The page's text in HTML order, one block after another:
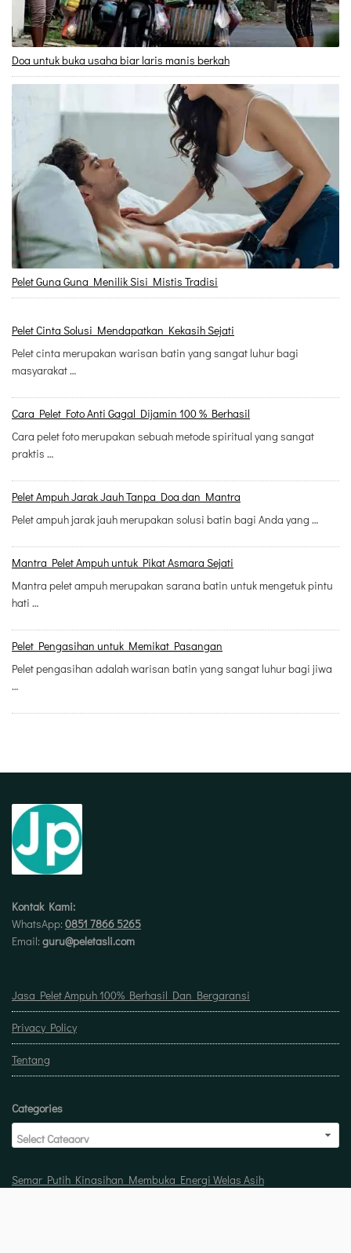
Doa untuk buka usaha biar laris manis berkah
Pelet Guna Guna Menilik Sisi Mistis Tradisi
Pelet Cinta Solusi Mendapatkan Kekasih Sejati
Pelet cinta merupakan warisan batin yang sangat luhur bagi
masyarakat …
Cara Pelet Foto Anti Gagal Dijamin 100 % Berhasil
Cara pelet foto merupakan sebuah metode spiritual yang sangat
praktis …
Pelet Ampuh Jarak Jauh Tanpa Doa dan Mantra
Pelet ampuh jarak jauh merupakan solusi batin bagi Anda yang …
Mantra Pelet Ampuh untuk Pikat Asmara Sejati
Mantra pelet ampuh merupakan sarana batin untuk mengetuk pintu
hati …
Pelet Pengasihan untuk Memikat Pasangan
Pelet pengasihan adalah warisan batin yang sangat luhur bagi jiwa
…
Kontak Kami:
WhatsApp: 0851 7866 5265
Email: guru@peletasli.com
Jasa Pelet Ampuh 100% Berhasil Dan Bergaransi
Privacy Policy
Tentang
Categories
Semar Putih Kinasihan Membuka Energi Welas Asih